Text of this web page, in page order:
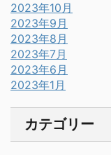
2023年10月
2023年9月
2023年8月
2023年7月
2023年6月
2023年1月
カテゴリー